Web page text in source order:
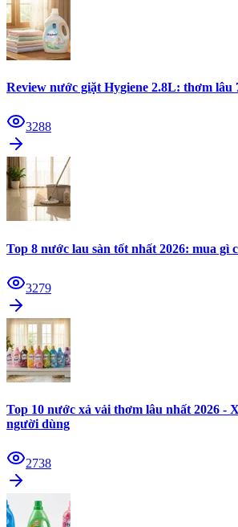
Review nước giặt Hygiene 2.8L: thơm lâu
3288
Top 8 nước lau sàn tốt nhất 2026: mua gì
3279
Top 10 nước xả vải thơm lâu nhất 2026 -
người dùng
2738